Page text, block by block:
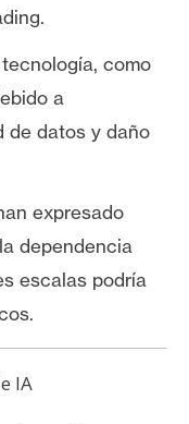
como
a
de datos y daño
expresado
dependencia
escalas podría
IA